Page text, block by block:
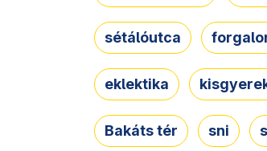
sétálóutca
eklektika
Bakáts tér sni